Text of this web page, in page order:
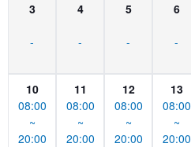
3
-
4
-
5
-
6
-
10
08:00
~
20:00
11
08:00
~
20:00
12
08:00
~
20:00
13
08:00
~
20:00